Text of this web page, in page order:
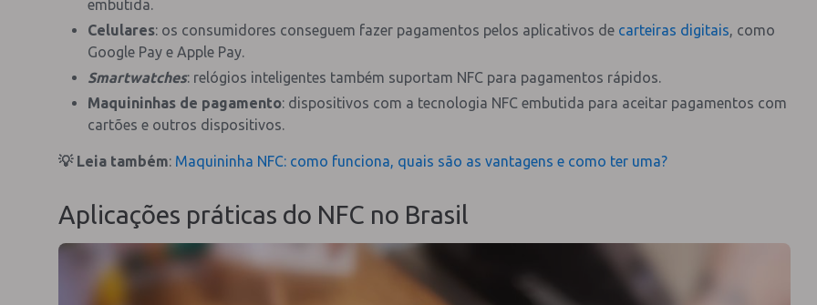
embutida.
Celulares: os consumidores conseguem fazer pagamentos pelos aplicativos de carteiras digitais , como
Google Pay e Apple Pay.
Smartwatches: relógios inteligentes também suportam NFC para pagamentos rápidos.
Maquininhas de pagamento: dispositivos com a tecnologia NFC embutida para aceitar pagamentos com
cartões e outros dispositivos.
💡 Leia também: Maquininha NFC: como funciona, quais são as vantagens e como ter uma?
Aplicações práticas do NFC no Brasil